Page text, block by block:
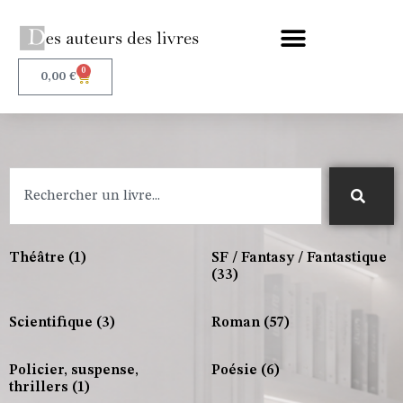
0,00 € 0
Théâtre (1)
SF / Fantasy / Fantastique
(33)
Scientifique (3) Roman (57)
Policier, suspense,
thrillers (1)
Poésie (6)